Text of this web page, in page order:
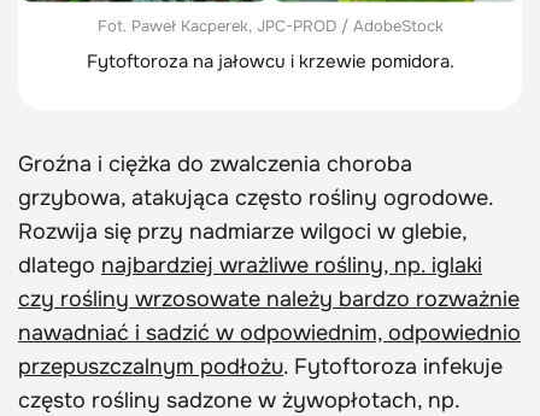
Fot. Paweł Kacperek, JPC-PROD / AdobeStock
Fytoftoroza na jałowcu i krzewie pomidora.
Groźna i ciężka do zwalczenia choroba
grzybowa, atakująca często rośliny ogrodowe.
Rozwija się przy nadmiarze wilgoci w glebie,
dlatego najbardziej wrażliwe rośliny, np. iglaki
czy rośliny wrzosowate należy bardzo rozważnie
nawadniać i sadzić w odpowiednim, odpowiednio
przepuszczalnym podłożu. Fytoftoroza infekuje
często rośliny sadzone w żywopłotach, np.